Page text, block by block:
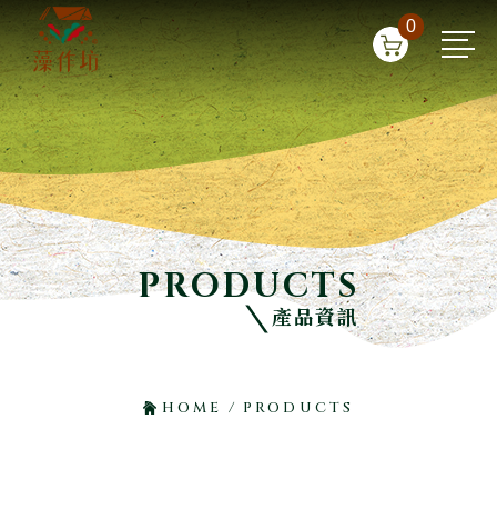
0
PRODUCTS
產品資訊
HOME / PRODUCTS